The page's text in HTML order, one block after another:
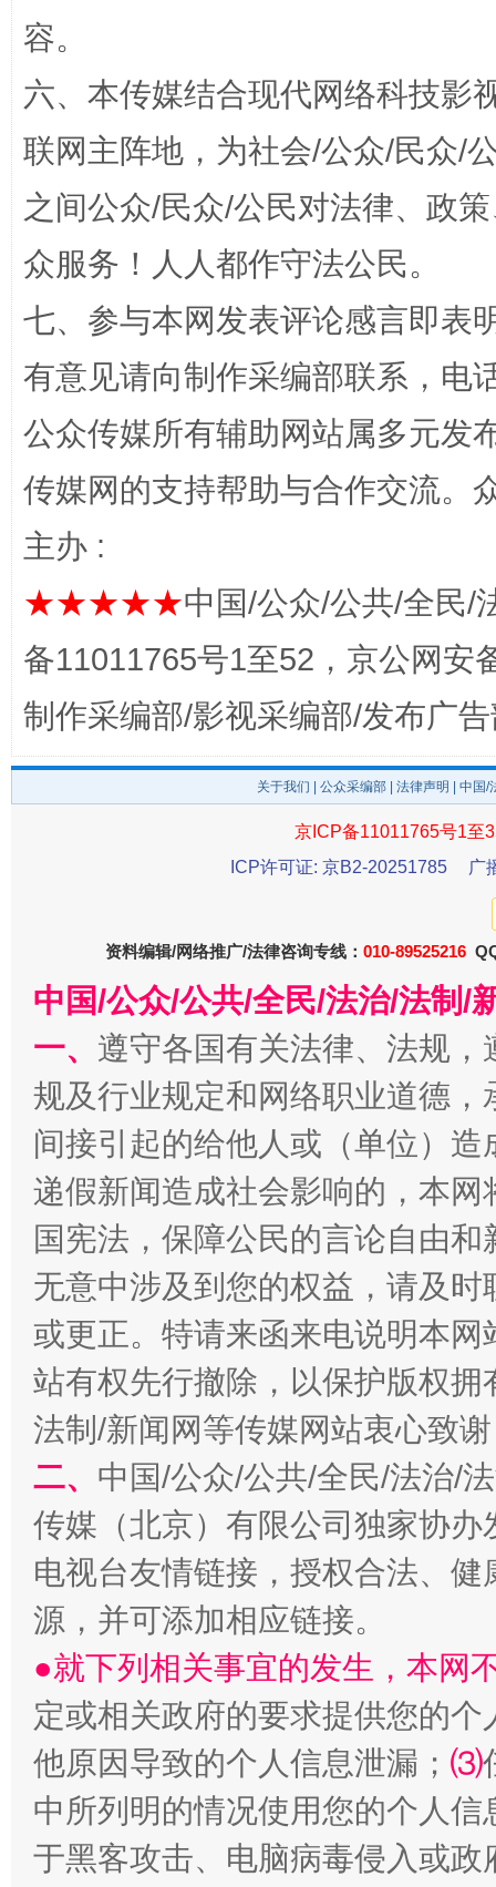
东山县通报“牛蛙产品抗生素超标问题” 法
揭开“小金库”的免责幌子
受贿1.44亿！段成刚被判无期 从幼
容。
六、本传媒结合现代网络科技影
联网主阵地，为社会/公众/民众/
之间公众/民众/公民对法律、政
众服务！人人都作守法公民。
七、参与本网发表评论感言即表
有意见请向制作采编部联系，电
公众传媒所有辅助网站属多元发
传媒网的支持帮助与合作交流。
主办 :
★★★★★中国/公众/公共/全民/
备11011765号1至52，京公网安
制作采编部/影视采编部/发布广
关于我们 公众采编部 法律声明 | 中国
京ICP备11011765号1至
ICP许可证: 京B2-20251785
广
资料编辑/网络推广/法律咨询专线： 010-89525216
中国/公众/公共/全民/法治/法制/
一、 遵守各国有关法律、法规
规及行业规定和网络职业道德
间接引起的给他人或（单位）
递假新闻造成社会影响的，本
国宪法，保障公民的言论自由
无意中涉及到您的权益，请及
或更正。特请来函来电说明本
站有权先行撤除，以保护版权
法制/新闻网等传媒网站衷心致
二、 中国/公众/公共/全民/法治/
传媒（北京）有限公司独家协
电视台友情链接，授权合法、
源，并可添加相应链接。
●就下列相关事宜的发生，本网
定或相关政府的要求提供您的个
他原因导致的个人信息泄漏； ⑶
中所列明的情况使用您的个人
于黑客攻击、电脑病毒侵入或